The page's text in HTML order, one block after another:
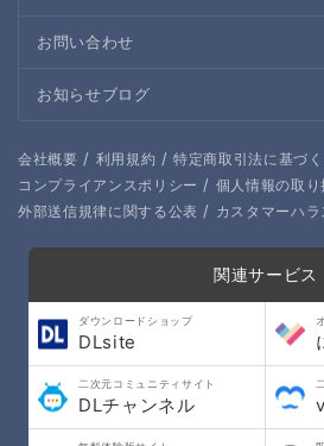
お問い合わせ
お知らせブログ
会社概要 / 利用規約 / 特定商取引法に基づ
コンプライアンスポリシー / 個人情報の取
外部送信規律に関する公表 / カスタマーハ
関連サービス
ダウンロードショップ
DLsite
二次元コミュニティサイト
DLチャンネル